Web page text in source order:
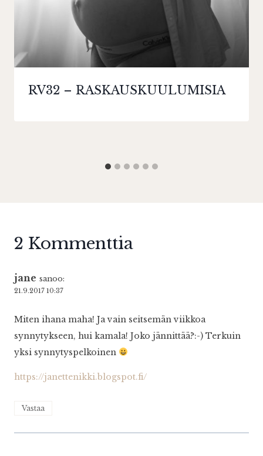
RV32 – RASKAUSKUULUMISIA
2 Kommenttia
jane sanoo:
21.9.2017 10:37
Miten ihana maha! Ja vain seitsemän viikkoa
synnytykseen, hui kamala! Joko jännittää?:-) Terkuin
yksi synnytyspelkoinen
https://janettenikki.blogspot.fi/
Vastaa